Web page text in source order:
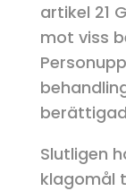
artikel 21
mot viss
Slutligen
klagomål